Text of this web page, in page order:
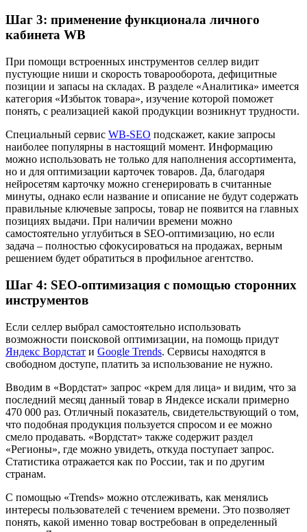
Шаг 3: применение функционала личного
кабинета WB
При помощи встроенных инструментов селлер видит
пустующие ниши и скорость товарооборота, дефицитные
позиции и запасы на складах. В разделе «Аналитика» имеется
категория «Избыток товара», изучение которой поможет
понять, с реализацией какой продукции возникнут трудности.
Специальный сервис WB-SEO подскажет, какие запросы
наиболее популярны в настоящий момент. Информацию
можно использовать не только для наполнения ассортимента,
но и для оптимизации карточек товаров. Да, благодаря
нейросетям карточку можно сгенерировать в считанные
минуты, однако если название и описание не будут содержать
правильные ключевые запросы, товар не появится на главных
позициях выдачи. При наличии времени можно
самостоятельно углубиться в SEO-оптимизацию, но если
задача – полностью сфокусироваться на продажах, верным
решением будет обратиться в профильное агентство.
Шаг 4: SEO-оптимизация с помощью сторонних
инструментов
Если селлер выбрал самостоятельно использовать
возможности поисковой оптимизации, на помощь придут
Яндекс Вордстат и Google Trends. Сервисы находятся в
свободном доступе, платить за использование не нужно.
Вводим в «Вордстат» запрос «крем для лица» и видим, что за
последний месяц данный товар в Яндексе искали примерно
470 000 раз. Отличный показатель, свидетельствующий о том,
что подобная продукция пользуется спросом и ее можно
смело продавать. «Вордстат» также содержит раздел
«Регионы», где можно увидеть, откуда поступает запрос.
Статистика отражается как по России, так и по другим
странам.
С помощью «Trends» можно отслеживать, как менялись
интересы пользователей с течением времени. Это позволяет
понять, какой именно товар востребован в определенный